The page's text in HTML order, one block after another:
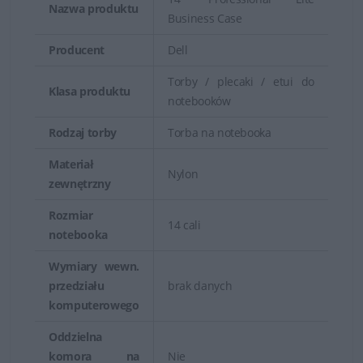
można dobrać fason, kolorystykę, rodzaj i rozmiar
Wysoka jakość i świetne wykonanie
Torby i plecaki do laptopów marki Dell to wyjątkowa
Nazwa produktu
Business Case
Producent Dell
Klasa produktu
Torby / plecaki / etui do
notebooków
Rodzaj torby Torba na notebooka
Materiał
zewnętrzny
Nylon
Rozmiar
notebooka
14 cali
Wymiary wewn.
przedziału
komputerowego
brak danych
Oddzielna
komora na
Nie